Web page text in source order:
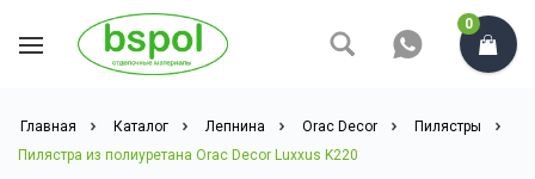
0
Главная Каталог Лепнина Orac Decor
Пилястры
Пилястра из полиуретана Orac Decor Luxxus K220